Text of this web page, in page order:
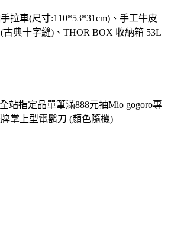
拉車(尺寸:110*53*31cm)、手工牛皮
古典十字縫)、THOR BOX 收納箱 53L
站指定品單筆滿888元抽Mio gogoro專
掌上型電鬍刀 (顏色隨機)